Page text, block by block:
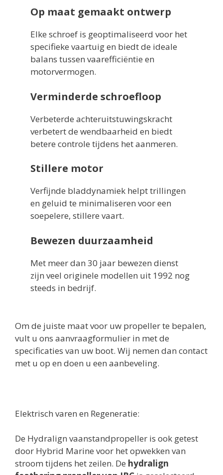
Op maat gemaakt ontwerp
Elke schroef is geoptimaliseerd voor het
specifieke vaartuig en biedt de ideale
balans tussen vaarefficiëntie en
motorvermogen.
Verminderde schroefloop
Verbeterde achteruitstuwingskracht
verbetert de wendbaarheid en biedt
betere controle tijdens het aanmeren.
Stillere motor
Verfijnde bladdynamiek helpt trillingen
en geluid te minimaliseren voor een
soepelere, stillere vaart.
Bewezen duurzaamheid
Met meer dan 30 jaar bewezen dienst
zijn veel originele modellen uit 1992 nog
steeds in bedrijf.
Om de juiste maat voor uw propeller te bepalen,
vult u ons aanvraagformulier in met de
specificaties van uw boot. Wij nemen dan contact
met u op en doen u een aanbeveling.
Elektrisch varen en Regeneratie:
De Hydralign vaanstandpropeller is ook getest
door Hybrid Marine voor het opwekken van
stroom tijdens het zeilen. De hydralign